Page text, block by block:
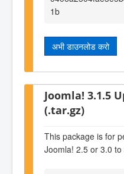
1b
अभी डाउनलोड करो
Joomla! 3.1.5
(.tar.gz)
This package is for
Joomla! 2.5 or 3.0 to